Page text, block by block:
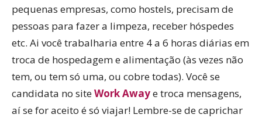
pequenas empresas, como hostels, precisam de
pessoas para fazer a limpeza, receber hóspedes
etc. Ai você trabalharia entre 4 a 6 horas diárias em
troca de hospedagem e alimentação (às vezes não
tem, ou tem só uma, ou cobre todas). Você se
candidata no siteWork Awaye troca mensagens,
aí se for aceito é só viajar! Lembre-se de caprichar